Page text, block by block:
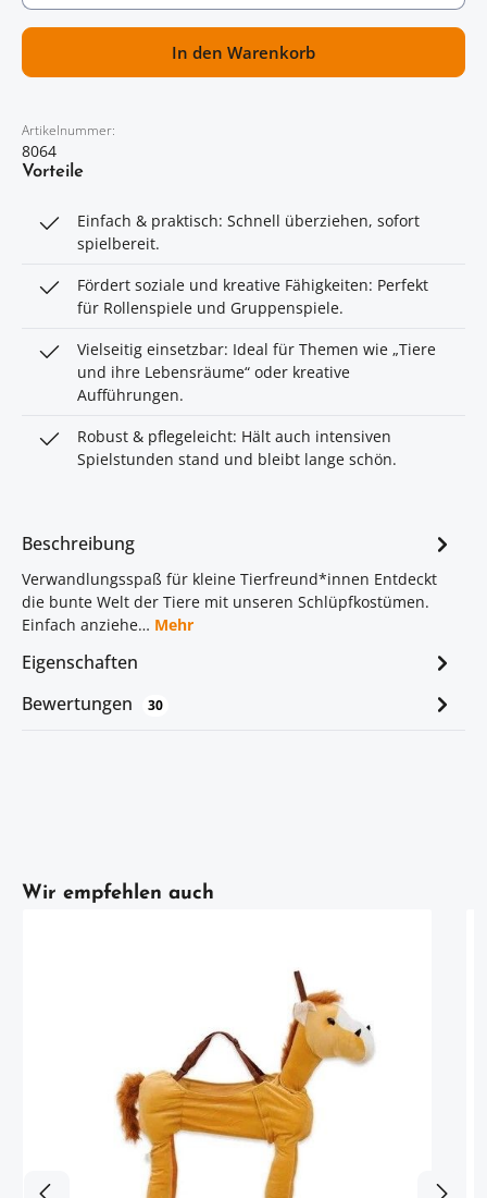
In den Warenkorb
Artikelnummer:
8064
Vorteile
Einfach & praktisch: Schnell überziehen, sofort
spielbereit.
Fördert soziale und kreative Fähigkeiten: Perfekt
für Rollenspiele und Gruppenspiele.
Vielseitig einsetzbar: Ideal für Themen wie „Tiere
und ihre Lebensräume“ oder kreative
Aufführungen.
Robust & pflegeleicht: Hält auch intensiven
Spielstunden stand und bleibt lange schön.
Beschreibung
Verwandlungsspaß für kleine Tierfreund*innen Entdeckt
die bunte Welt der Tiere mit unseren Schlüpfkostümen.
Einfach anziehe… Mehr
Eigenschaften
Bewertungen
30
Artikelgalerie überspringen
Wir empfehlen auch